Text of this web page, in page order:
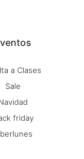
a Clases
Sale
friday